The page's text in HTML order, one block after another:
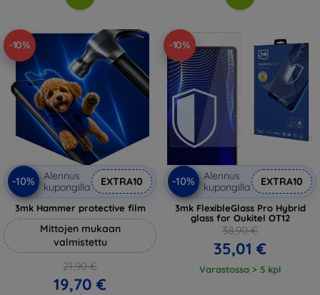
-10%
-10%
Alennus
kupongilla
EXTRA10
3mk Hammer protective film
Mittojen mukaan
valmistettu
21,90 €
19,70 €
-10%
-10%
Alennus
kupongilla
EXTRA10
3mk FlexibleGlass Pro Hybrid
glass for Oukitel OT12
38,90 €
35,01 €
Varastossa > 5 kpl